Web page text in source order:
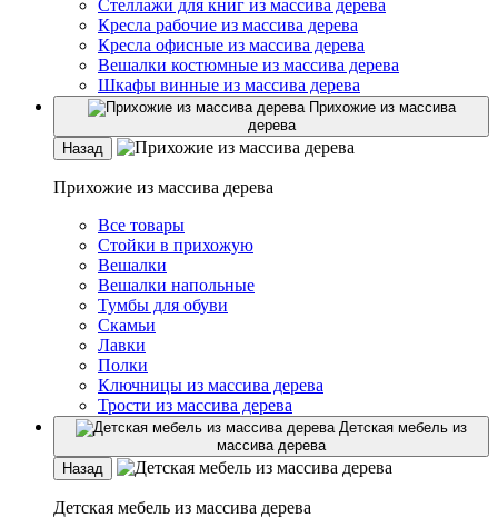
Стеллажи для книг из массива дерева
Кресла рабочие из массива дерева
Кресла офисные из массива дерева
Вешалки костюмные из массива дерева
Шкафы винные из массива дерева
Прихожие из массива
дерева
Назад
Прихожие из массива дерева
Все товары
Стойки в прихожую
Вешалки
Вешалки напольные
Тумбы для обуви
Скамьи
Лавки
Полки
Ключницы из массива дерева
Трости из массива дерева
Детская мебель из
массива дерева
Назад
Детская мебель из массива дерева